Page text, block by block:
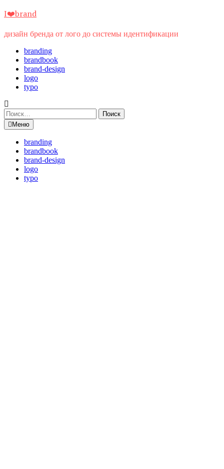
Перейти
содержимому
I❤️brand
дизайн бренда от лого до системы идентификации
branding
brandbook
brand-design
logo
typo
Найти:
Меню
branding
brandbook
brand-design
logo
typo